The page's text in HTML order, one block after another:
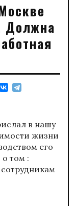
Должна
в нашу
жизни
его
том :